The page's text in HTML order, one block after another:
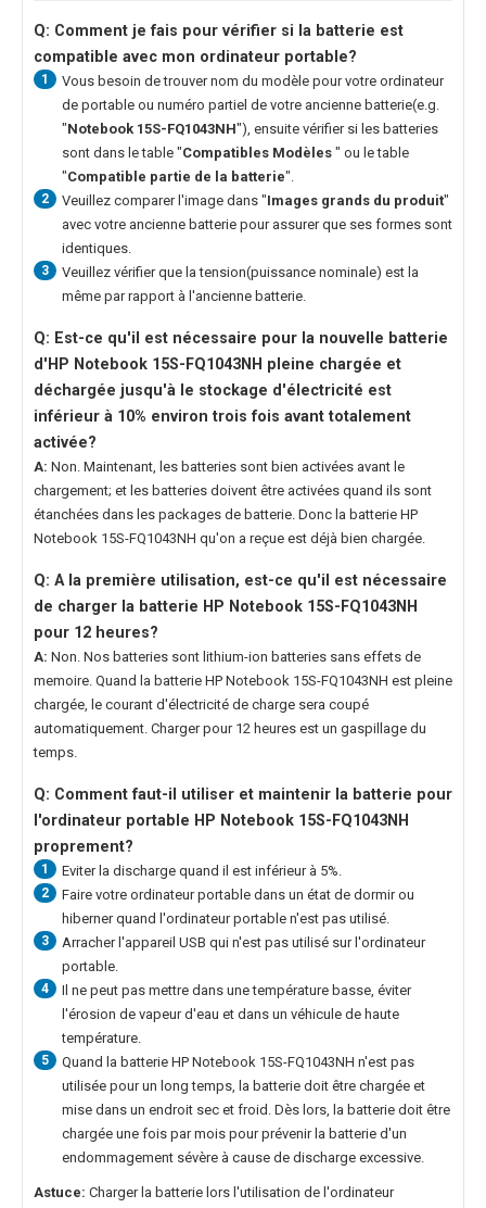
Q: Comment je fais pour vérifier si la batterie est
compatible avec mon ordinateur portable?
1
Vous besoin de trouver nom du modèle pour votre ordinateur
de portable ou numéro partiel de votre ancienne batterie(e.g.
"Notebook 15S-FQ1043NH"), ensuite vérifier si les batteries
sont dans le table "Compatibles Modèles " ou le table
"Compatible partie de la batterie".
2 Veuillez comparer l'image dans "Images grands du produit"
avec votre ancienne batterie pour assurer que ses formes sont
identiques.
3
Veuillez vérifier que la tension(puissance nominale) est la
même par rapport à l'ancienne batterie.
Q: Est-ce qu'il est nécessaire pour la nouvelle batterie
d'HP Notebook 15S-FQ1043NH pleine chargée et
déchargée jusqu'à le stockage d'électricité est
inférieur à 10% environ trois fois avant totalement
activée?
A: Non. Maintenant, les batteries sont bien activées avant le
chargement; et les batteries doivent être activées quand ils sont
étanchées dans les packages de batterie. Donc la batterie HP
Notebook 15S-FQ1043NH qu'on a reçue est déjà bien chargée.
Q: A la première utilisation, est-ce qu'il est nécessaire
de charger la batterie HP Notebook 15S-FQ1043NH
pour 12 heures?
A: Non. Nos batteries sont lithium-ion batteries sans effets de
memoire. Quand la batterie HP Notebook 15S-FQ1043NH est pleine
chargée, le courant d'électricité de charge sera coupé
automatiquement. Charger pour 12 heures est un gaspillage du
temps.
Q: Comment faut-il utiliser et maintenir la batterie pour
l'ordinateur portable HP Notebook 15S-FQ1043NH
proprement?
1 Eviter la discharge quand il est inférieur à 5%.
2
Faire votre ordinateur portable dans un état de dormir ou
hiberner quand l'ordinateur portable n'est pas utilisé.
3
Arracher l'appareil USB qui n'est pas utilisé sur l'ordinateur
portable.
4
Il ne peut pas mettre dans une température basse, éviter
l'érosion de vapeur d'eau et dans un véhicule de haute
température.
5 Quand la batterie HP Notebook 15S-FQ1043NH n'est pas
utilisée pour un long temps, la batterie doit être chargée et
mise dans un endroit sec et froid. Dès lors, la batterie doit être
chargée une fois par mois pour prévenir la batterie d'un
endommagement sévère à cause de discharge excessive.
Astuce: Charger la batterie lors l'utilisation de l'ordinateur